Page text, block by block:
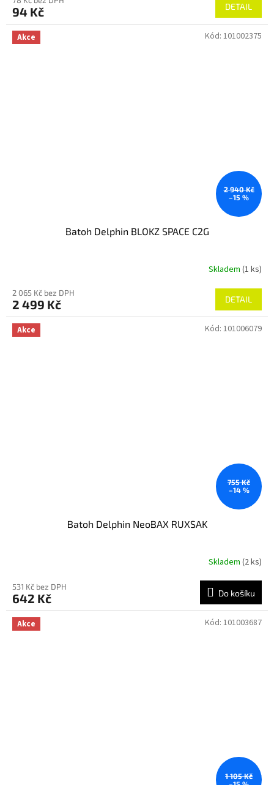
94 Kč DETAIL
Akce
2 940 Kč
–15 %
Batoh Delphin BLOKZ SPACE C2G
Skladem (1 ks)
2 065 Kč bez DPH
2 499 Kč DETAIL
Kód: 101002375
Akce
755 Kč
–14 %
Batoh Delphin NeoBAX RUXSAK
Skladem (2 ks)
531 Kč bez DPH
642 Kč Do košíku
Kód: 101006079
Akce
1 105 Kč
Kód: 101003687